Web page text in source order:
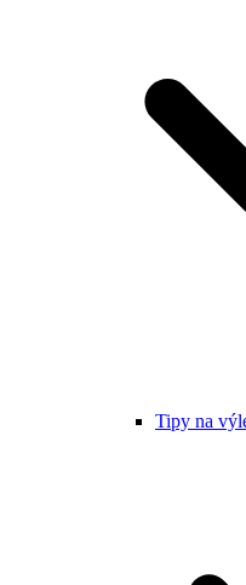
Tipy na